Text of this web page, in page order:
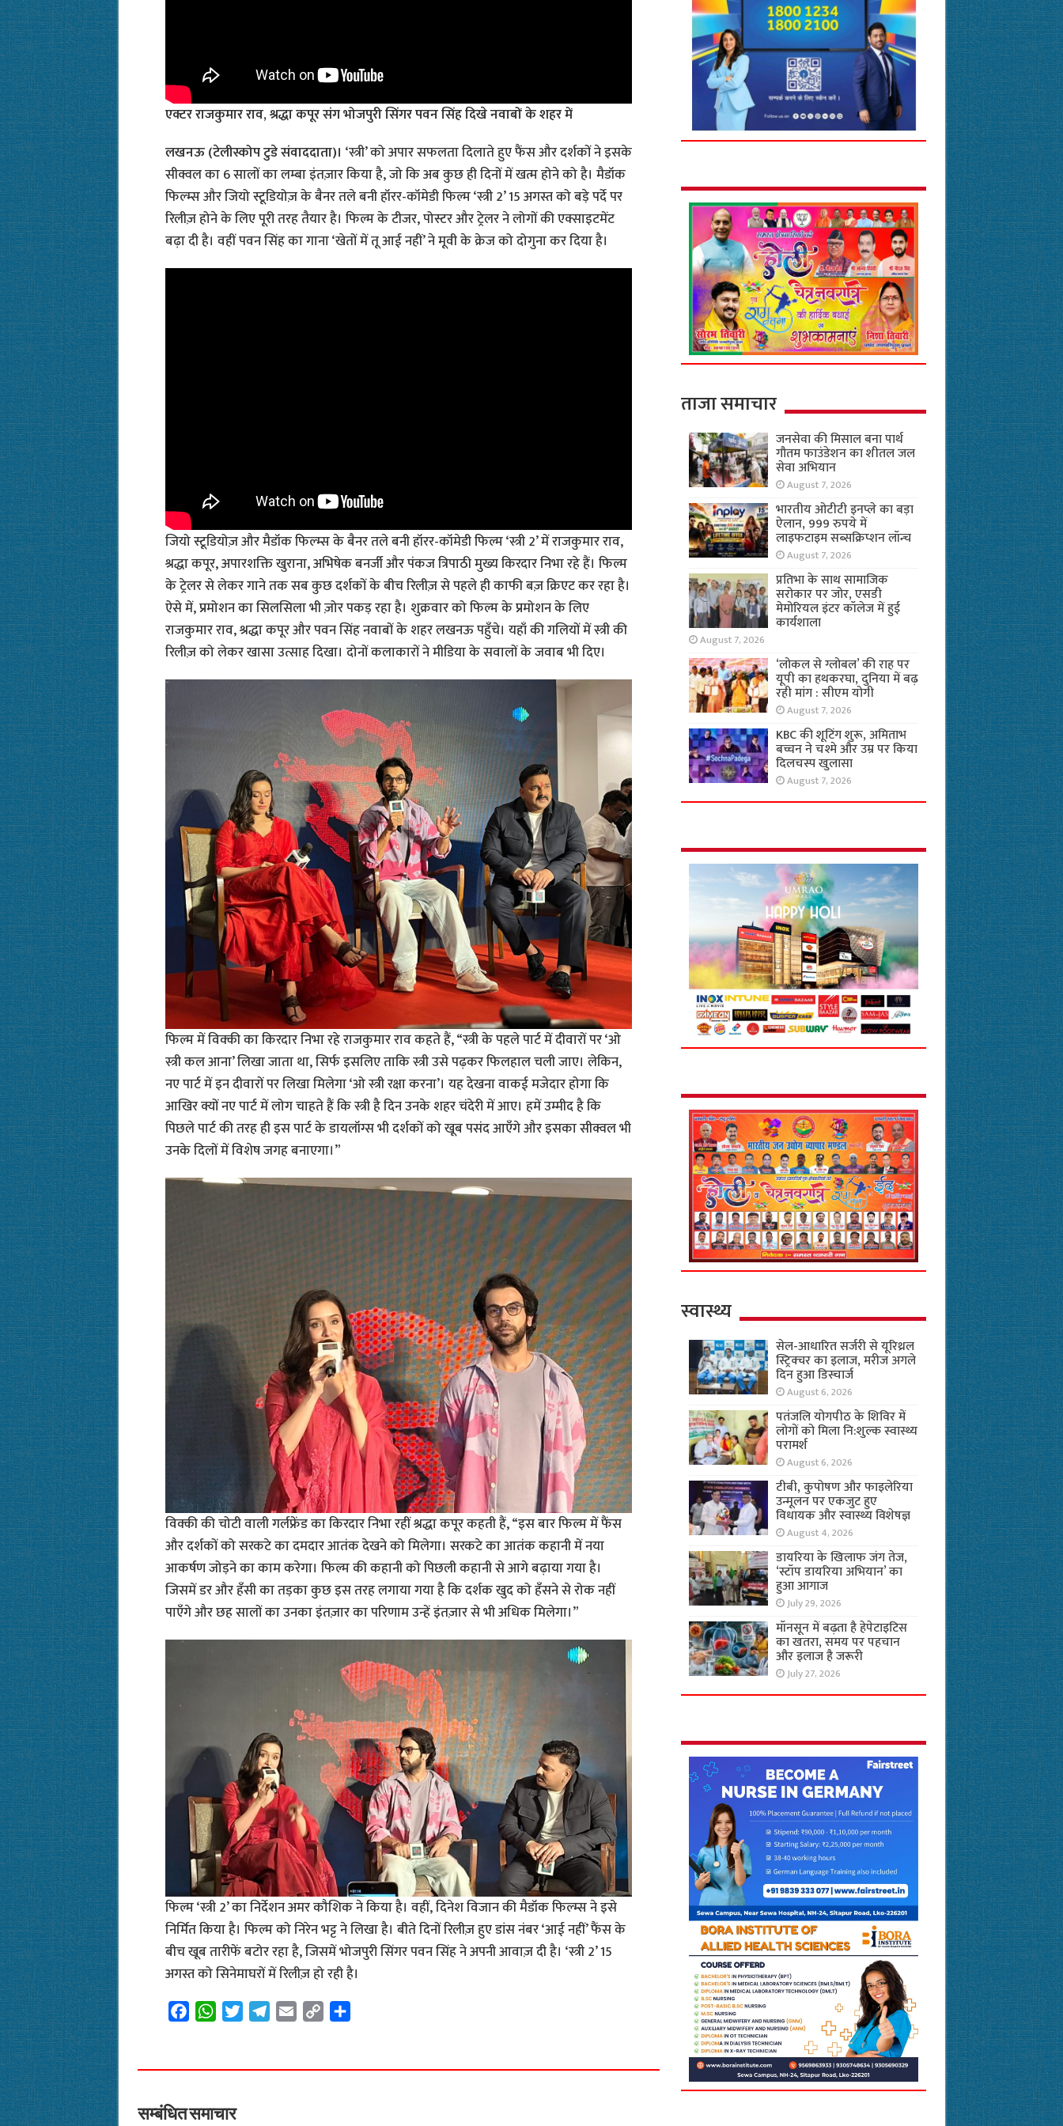
एक्टर राजकुमार राव, श्रद्धा कपूर संग भोजपुरी सिंगर पवन सिंह दिखे नवाबों के शहर में
लखनऊ (टेलीस्कोप टुडे संवाददाता)। ‘स्त्री’ को अपार सफलता दिलाते हुए फैंस और दर्शकों ने इसके
सीक्वल का 6 सालों का लम्बा इंतज़ार किया है, जो कि अब कुछ ही दिनों में खत्म होने को है। मैडॉक
फिल्म्स और जियो स्टूडियोज़ के बैनर तले बनी हॉरर-कॉमेडी फिल्म ‘स्त्री 2’ 15 अगस्त को बड़े पर्दे पर
रिलीज़ होने के लिए पूरी तरह तैयार है। फिल्म के टीजर, पोस्टर और ट्रेलर ने लोगों की एक्साइटमेंट
बढ़ा दी है। वहीं पवन सिंह का गाना ‘खेतों में तू आई नहीं’ ने मूवी के क्रेज को दोगुना कर दिया है।
जियो स्टूडियोज़ और मैडॉक फिल्म्स के बैनर तले बनी हॉरर-कॉमेडी फिल्म ‘स्त्री 2’ में राजकुमार राव,
श्रद्धा कपूर, अपारशक्ति खुराना, अभिषेक बनर्जी और पंकज त्रिपाठी मुख्य किरदार निभा रहे हैं। फिल्म
के ट्रेलर से लेकर गाने तक सब कुछ दर्शकों के बीच रिलीज़ से पहले ही काफी बज़ क्रिएट कर रहा है।
ऐसे में, प्रमोशन का सिलसिला भी ज़ोर पकड़ रहा है। शुक्रवार को फिल्म के प्रमोशन के लिए
राजकुमार राव, श्रद्धा कपूर और पवन सिंह नवाबों के शहर लखनऊ पहुँचे। यहाँ की गलियों में स्त्री की
रिलीज़ को लेकर खासा उत्साह दिखा। दोनों कलाकारों ने मीडिया के सवालों के जवाब भी दिए।
फिल्म में विक्की का किरदार निभा रहे राजकुमार राव कहते हैं, “स्त्री के पहले पार्ट में दीवारों पर ‘ओ
स्त्री कल आना’ लिखा जाता था, सिर्फ इसलिए ताकि स्त्री उसे पढ़कर फिलहाल चली जाए। लेकिन,
नए पार्ट में इन दीवारों पर लिखा मिलेगा ‘ओ स्त्री रक्षा करना’। यह देखना वाकई मजेदार होगा कि
आखिर क्यों नए पार्ट में लोग चाहते हैं कि स्त्री है दिन उनके शहर चंदेरी में आए। हमें उम्मीद है कि
पिछले पार्ट की तरह ही इस पार्ट के डायलॉग्स भी दर्शकों को खूब पसंद आएँगे और इसका सीक्वल भी
उनके दिलों में विशेष जगह बनाएगा।”
विक्की की चोटी वाली गर्लफ्रेंड का किरदार निभा रहीं श्रद्धा कपूर कहती हैं, “इस बार फिल्म में फैंस
और दर्शकों को सरकटे का दमदार आतंक देखने को मिलेगा। सरकटे का आतंक कहानी में नया
आकर्षण जोड़ने का काम करेगा। फिल्म की कहानी को पिछली कहानी से आगे बढ़ाया गया है।
जिसमें डर और हँसी का तड़का कुछ इस तरह लगाया गया है कि दर्शक खुद को हँसने से रोक नहीं
पाएँगे और छह सालों का उनका इंतज़ार का परिणाम उन्हें इंतज़ार से भी अधिक मिलेगा।”
फिल्म ‘स्त्री 2’ का निर्देशन अमर कौशिक ने किया है। वहीं, दिनेश विजान की मैडॉक फिल्म्स ने इसे
निर्मित किया है। फिल्म को निरेन भट्ट ने लिखा है। बीते दिनों रिलीज़ हुए डांस नंबर ‘आई नहीं’ फैंस के
बीच खूब तारीफें बटोर रहा है, जिसमें भोजपुरी सिंगर पवन सिंह ने अपनी आवाज़ दी है। ‘स्त्री 2’ 15
अगस्त को सिनेमाघरों में रिलीज़ हो रही है।
e
o
W
t
A
t
e
i
y
r
सम्बंधित समाचार
ताजा समाचार
जनसेवा की मिसाल बना पार्थ
गौतम फाउंडेशन का शीतल जल
सेवा अभियान
August 7, 2026
भारतीय ओटीटी इनप्ले का बड़ा
ऐलान, 999 रुपये में
लाइफटाइम सब्सक्रिप्शन लॉन्च
August 7, 2026
प्रतिभा के साथ सामाजिक
सरोकार पर जोर, एसडी
मेमोरियल इंटर कॉलेज में हुई
कार्यशाला
August 7, 2026
‘लोकल से ग्लोबल’ की राह पर
यूपी का हथकरघा, दुनिया में बढ़
रही मांग : सीएम योगी
August 7, 2026
KBC की शूटिंग शुरू, अमिताभ
बच्चन ने चश्मे और उम्र पर किया
दिलचस्प खुलासा
August 7, 2026
स्वास्थ्य
सेल-आधारित सर्जरी से यूरिथ्रल
स्ट्रिक्चर का इलाज, मरीज अगले
दिन हुआ डिस्चार्ज
August 6, 2026
पतंजलि योगपीठ के शिविर में
लोगों को मिला नि:शुल्क स्वास्थ्य
परामर्श
August 6, 2026
टीबी, कुपोषण और फाइलेरिया
उन्मूलन पर एकजुट हुए
विधायक और स्वास्थ्य विशेषज्ञ
August 4, 2026
डायरिया के खिलाफ जंग तेज,
‘स्टॉप डायरिया अभियान’ का
हुआ आगाज
July 29, 2026
मॉनसून में बढ़ता है हेपेटाइटिस
का खतरा, समय पर पहचान
और इलाज है जरूरी
July 27, 2026